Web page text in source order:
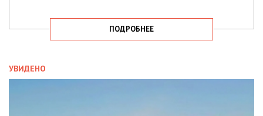
ПОДРОБНЕЕ
УВИДЕНО